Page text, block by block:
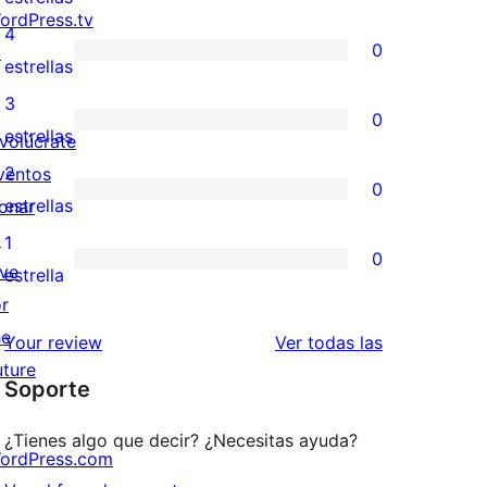
valoración
de
5
estrellas
0
valoraciones
de
4
estrellas
4
estrellas
0
0
valoraciones
de
3
estrellas
3
estrellas
0
0
valoraciones
de
2
estrellas
2
estrellas
0
0
valoraciones
de
1
estrellas
1
estrella
0
Your review Ver todas lasvaloraciones
Soporte
¿Tienes algo que decir? ¿Necesitas ayuda?